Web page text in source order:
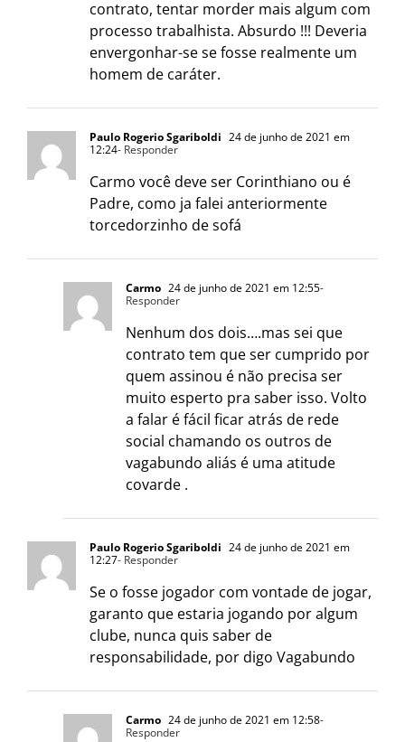
contrato, tentar morder mais algum com
processo trabalhista. Absurdo !!! Deveria
envergonhar-se se fosse realmente um
homem de caráter.
Paulo Rogerio Sgariboldi 24 de junho de 2021 em
12:24- Responder
Carmo você deve ser Corinthiano ou é
Padre, como ja falei anteriormente
torcedorzinho de sofá
Carmo 24 de junho de 2021 em 12:55-
Responder
Nenhum dos dois….mas sei que
contrato tem que ser cumprido por
quem assinou é não precisa ser
muito esperto pra saber isso. Volto
a falar é fácil ficar atrás de rede
social chamando os outros de
vagabundo aliás é uma atitude
covarde .
Paulo Rogerio Sgariboldi 24 de junho de 2021 em
12:27- Responder
Se o fosse jogador com vontade de jogar,
garanto que estaria jogando por algum
clube, nunca quis saber de
responsabilidade, por digo Vagabundo
Carmo 24 de junho de 2021 em 12:58-
Responder